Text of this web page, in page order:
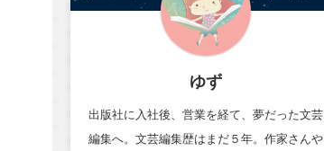
ゆず
出版社に入社後、営業を経て、夢だった文芸
編集へ。文芸編集歴はまだ５年。作家さんや